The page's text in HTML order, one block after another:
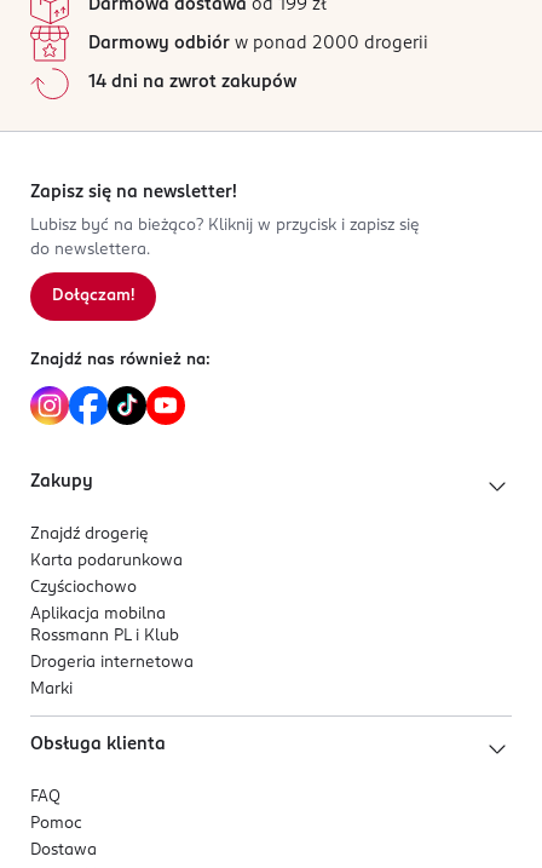
loków.
Linalool
Unikać kontaktu z oczami. Jeśli produkt powoduje
uczulenie, przerwać jego stosowanie.
OSOBA/PODMIOT ODPOWIEDZIALNY
Kod EAN
4 021609 520078
Darmowa dostawa od 199 zł
Darmowy odbiór w ponad 2000 drogerii
14 dni na zwrot zakupów
Zapisz się na newsletter!
Lubisz być na bieżąco? Kliknij w przycisk i zapisz się
do newslettera.
Dołączam!
Znajdź nas również na:
Zakupy
Znajdź drogerię
Karta podarunkowa
Czyściochowo
Aplikacja mobilna
Rossmann PL i Klub
Drogeria internetowa
Marki
Obsługa klienta
FAQ
Pomoc
Dostawa